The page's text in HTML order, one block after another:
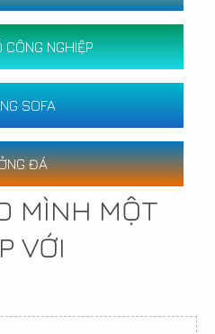
CÔNG NGHIỆP
SOFA
ĐÁ
MÌNH MỘT
VỚI